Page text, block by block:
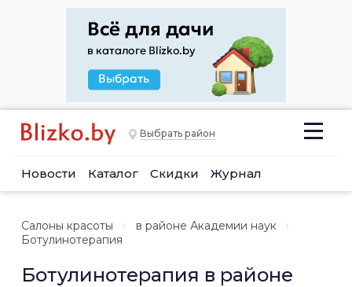
Выбрать район
Новости Каталог Скидки Журнал
Салоны красоты
в районе Академии наук
Ботулинотерапия
Ботулинотерапия в районе